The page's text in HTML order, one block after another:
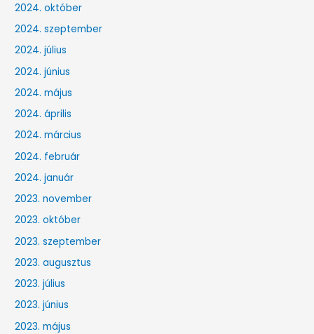
2024. október
2024. szeptember
2024. július
2024. június
2024. május
2024. április
2024. március
2024. február
2024. január
2023. november
2023. október
2023. szeptember
2023. augusztus
2023. július
2023. június
2023. május